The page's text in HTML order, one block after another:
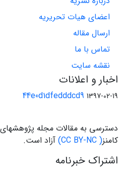
اعضای هیات تحریریه
ارسال مقاله
تماس با ما
نقشه سایت
اخبار و اعلانات
44e0d1dfedddcd9 1397-02-19
دسترسی به مقالات مجله
کامنز( CC BY-NC) آزاد است.
اشتراک خبرنامه